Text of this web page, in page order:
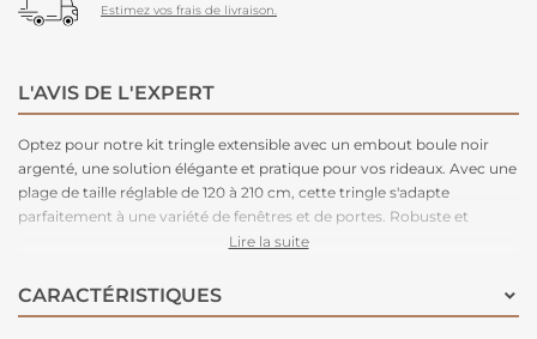
Estimez vos frais de livraison.
L'AVIS DE L'EXPERT
Optez pour notre kit tringle extensible avec un embout boule noir
argenté, une solution élégante et pratique pour vos rideaux. Avec une
plage de taille réglable de 120 à 210 cm, cette tringle s'adapte
parfaitement à une variété de fenêtres et de portes. Robuste et
durable, ce kit tringle est parfait pour suspendre vos rideaux avec
tringle extensible embout boule noir argenté.
Conçu pour supporter facilement desrideaux thermiqueslourds.
Lire la suite
CARACTÉRISTIQUES